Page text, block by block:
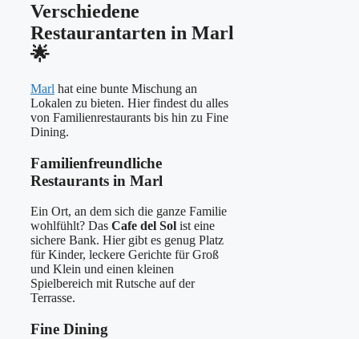
Verschiedene
Restaurantarten in Marl
🌟
Marl hat eine bunte Mischung an
Lokalen zu bieten. Hier findest du alles
von Familienrestaurants bis hin zu Fine
Dining.
Familienfreundliche
Restaurants in Marl
Ein Ort, an dem sich die ganze Familie
wohlfühlt? Das Cafe del Sol ist eine
sichere Bank. Hier gibt es genug Platz
für Kinder, leckere Gerichte für Groß
und Klein und einen kleinen
Spielbereich mit Rutsche auf der
Terrasse.
Fine Dining